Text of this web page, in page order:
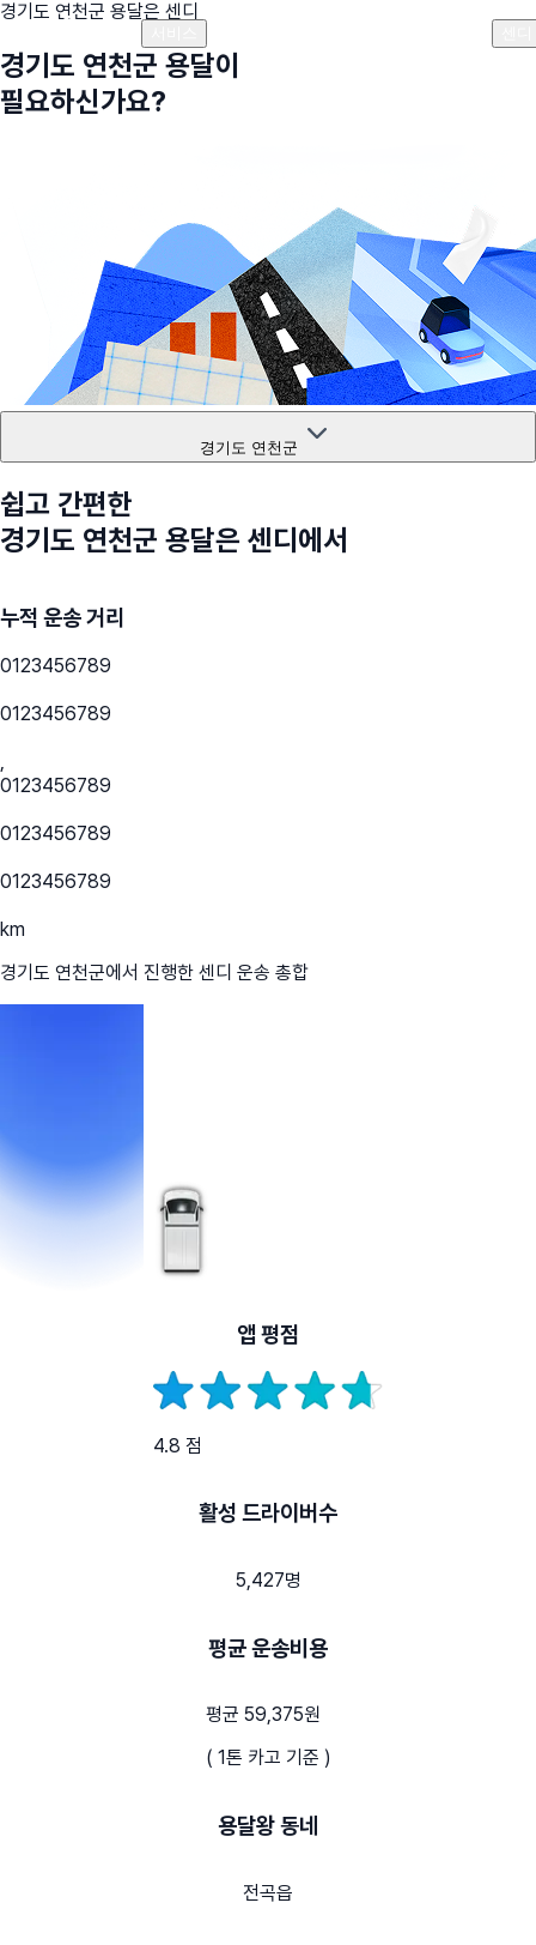
경기도 연천군 용달은 센디
경기도 연천군 용달이
필요하신가요?
경기도 연천군
쉽고 간편한
경기도 연천군 용달은 센디에서
누적 운송 거리
0123456789
0123456789
,
0123456789
0123456789
0123456789
km
경기도 연천군에서 진행한 센디 운송 총합
앱 평점
4.8 점
활성 드라이버수
5,427명
평균 운송비용
평균 59,375원
( 1톤 카고 기준 )
용달왕 동네
전곡읍